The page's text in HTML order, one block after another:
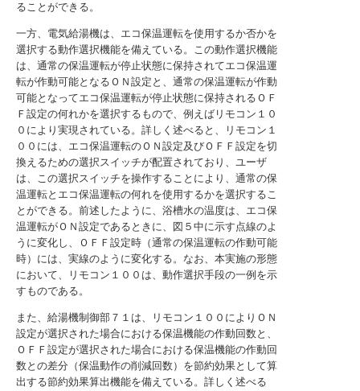
ることができる。
一方、電気給湯機は、エコ保温運転を使用するか否かを
選択する動作選択機能を備えている。この動作選択機能
は、通常の保温運転が停止状態に保持されてエコ保温運
転が作動可能となるＯＮ設定と、通常の保温運転が作動
可能となってエコ保温運転が停止状態に保持されるＯＦ
Ｆ設定の何れかを選択するもので、例えばリモコン１０
０により実現されている。詳しく述べると、リモコン１
００には、エコ保温運転のＯＮ設定及びＯＦＦ設定を切
換えるための選択スイッチが配置されており、ユーザ
は、この選択スイッチを操作することにより、通常の保
温運転とエコ保温運転の何れを使用するかを選択するこ
とができる。前述したように、浴槽水の温度は、エコ保
温運転がＯＮ設定であるときに、図５中に示す点線のよ
うに変化し、ＯＦＦ設定時（通常の保温運転の作動可能
時）には、実線のように変化する。なお、本実施の形態
において、リモコン１００は、動作選択手段の一例を示
すものである。
また、給湯機制御部７１は、リモコン１００によりＯＮ
設定が選択された場合における保温機能の作動回数と、
ＯＦＦ設定が選択された場合における保温機能の作動回
数との差分（保温動作の削減回数）を節約効果として算
出する節約効果算出機能を備えている。詳しく述べる